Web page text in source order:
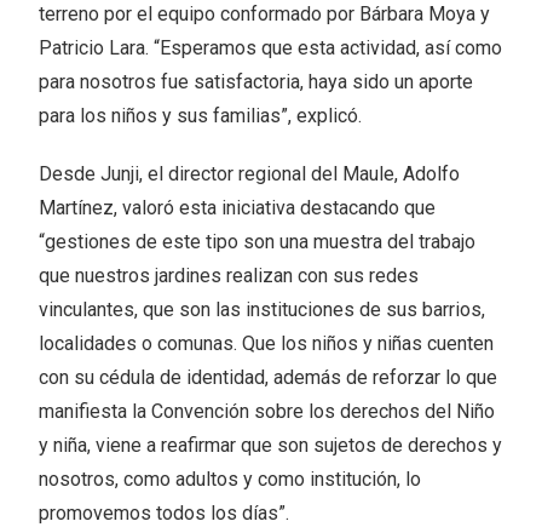
terreno por el equipo conformado por Bárbara Moya y
Patricio Lara. “Esperamos que esta actividad, así como
para nosotros fue satisfactoria, haya sido un aporte
para los niños y sus familias”, explicó.
Desde Junji, el director regional del Maule, Adolfo
Martínez, valoró esta iniciativa destacando que
“gestiones de este tipo son una muestra del trabajo
que nuestros jardines realizan con sus redes
vinculantes, que son las instituciones de sus barrios,
localidades o comunas. Que los niños y niñas cuenten
con su cédula de identidad, además de reforzar lo que
manifiesta la Convención sobre los derechos del Niño
y niña, viene a reafirmar que son sujetos de derechos y
nosotros, como adultos y como institución, lo
promovemos todos los días”.